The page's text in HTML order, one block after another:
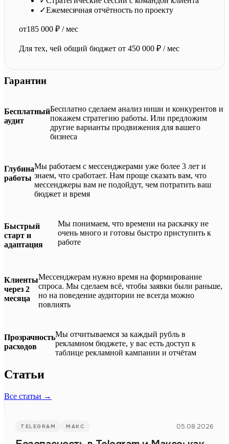
✓Ежемесячная отчётность по проекту
от185 000 ₽ / мес
Для тех, чей общий бюджет от 450 000 ₽ / мес
Гарантии
Бесплатный
аудит
Бесплатно сделаем анализ ниши и конкурентов и
покажем стратегию работы. Или предложим
другие варианты продвижения для вашего
бизнеса
Глубина
работы
Мы работаем с мессенджерами уже более 3 лет и
знаем, что сработает. Нам проще сказать вам, что
мессенджеры вам не подойдут, чем потратить ваш
бюджет и время
Быстрый
старт и
адаптация
Мы понимаем, что времени на раскачку не
очень много и готовы быстро приступить к
работе
Клиенты
через 2
месяца
Мессенджерам нужно время на формирование
спроса. Мы сделаем всё, чтобы заявки были раньше,
но на поведение аудитории не всегда можно
повлиять
Прозрачность
расходов
Мы отчитываемся за каждый рубль в
рекламном бюджете, у вас есть доступ к
таблице рекламной кампании и отчётам
Статьи
Все статьи →
TELEGRAM МАКС 05.08.2026